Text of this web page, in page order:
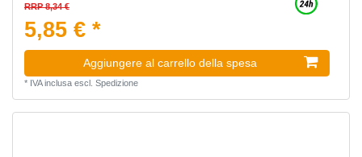
RRP 8,34 €
5,85 € *
Aggiungere al carrello della spesa
* IVA inclusaescl. Spedizione